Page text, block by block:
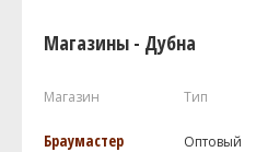
Магазины - Дубна
Магазин Тип
Браумастер Оптовый